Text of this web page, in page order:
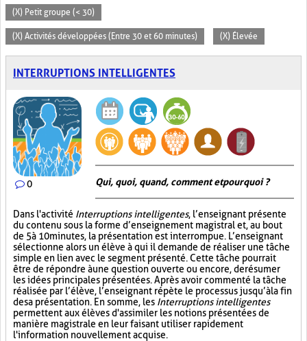
(X) Petit groupe (< 30)
(X) Activités développées (Entre 30 et 60 minutes) (X) Élevée
INTERRUPTIONS INTELLIGENTES
0 Qui, quoi, quand, comment et pourquoi ?
Dans l'activité Interruptions intelligentes, l’enseignant présente
du contenu sous la forme d’enseignement magistral et, au bout
de 5 à 10 minutes, la présentation est interrompue. L’enseignant
sélectionne alors un élève à qui il demande de réaliser une tâche
simple en lien avec le segment présenté. Cette tâche pourrait
être de répondre à une question ouverte ou encore, de résumer
les idées principales présentées. Après avoir commenté la tâche
réalisée par l’élève, l’enseignant répète le processus jusqu’à la fin
de sa présentation. En somme, les Interruptions intelligentes
permettent aux élèves d'assimiler les notions présentées de
manière magistrale en leur faisant utiliser rapidement
l'information nouvellement acquise.